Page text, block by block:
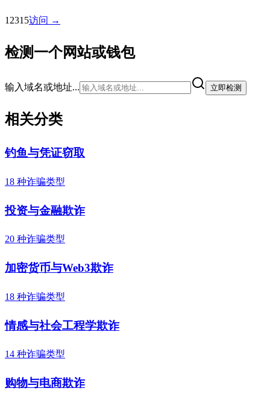
12315访问 →
检测一个网站或钱包
输入域名或地址... 立即检测
相关分类
钓鱼与凭证窃取
18 种诈骗类型
投资与金融欺诈
20 种诈骗类型
加密货币与Web3欺诈
18 种诈骗类型
情感与社会工程学欺诈
14 种诈骗类型
购物与电商欺诈